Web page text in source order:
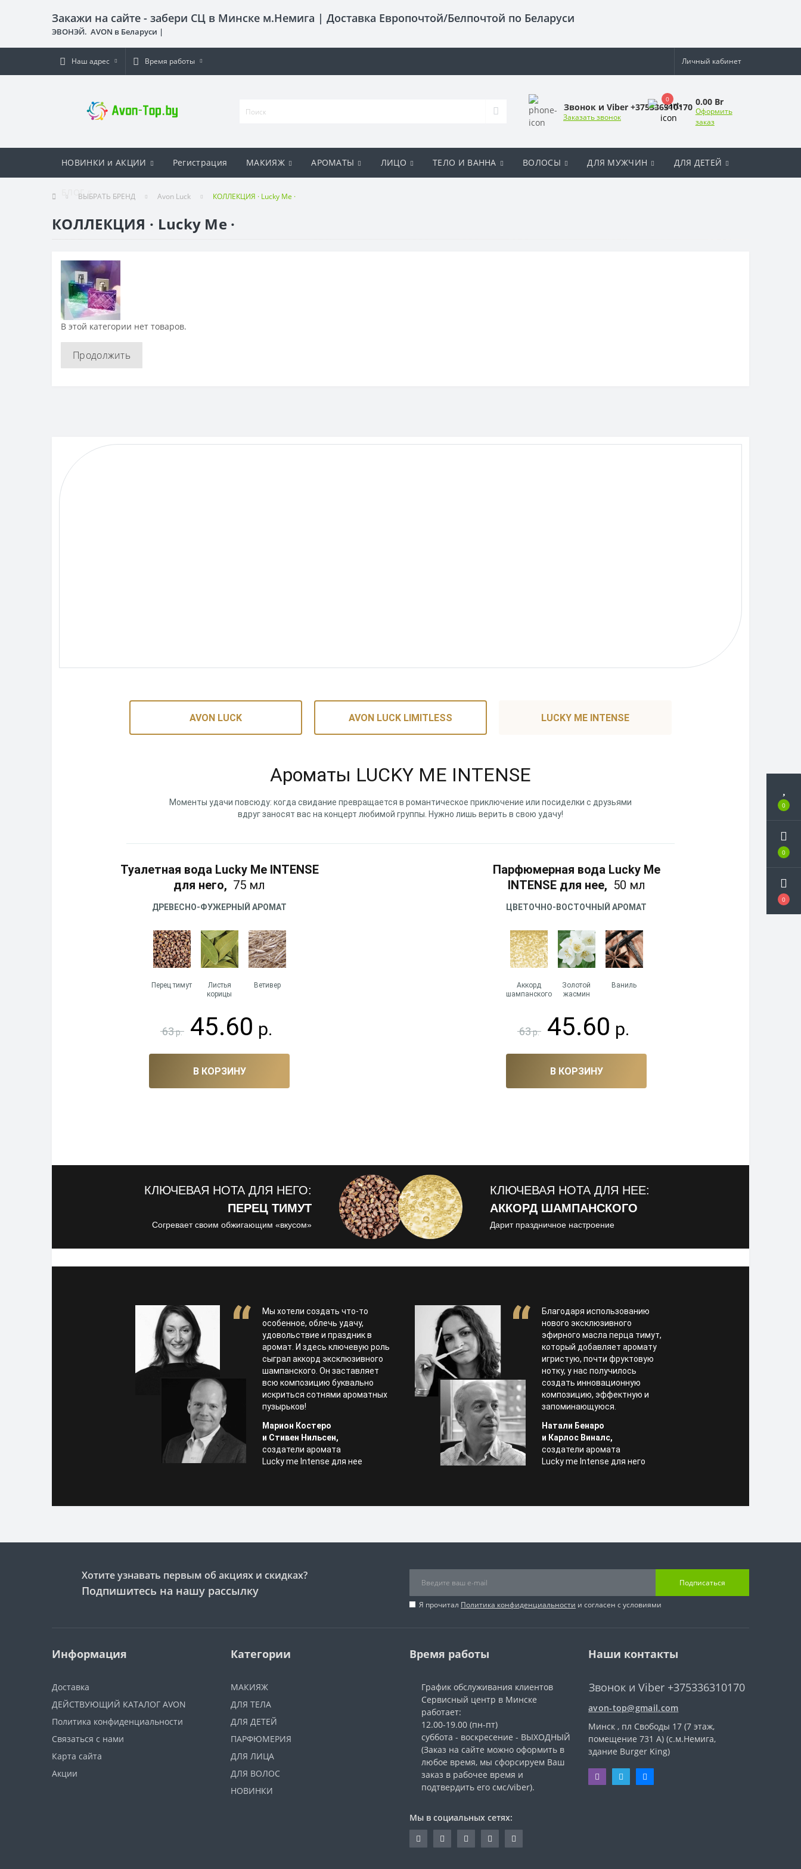
0
0
0
Закажи на сайте - забери СЦ в Минске м.Немига | Доставка Европочтой/Белпочтой по Беларуси
ЭВОНЭЙ. AVON в Беларуси |
Наш адрес Время работы Личный кабинет
Звонок и Viber +375336310170
Заказать звонок
0 0.00 Br
Оформить
заказ
НОВИНКИ и АКЦИИ Регистрация МАКИЯЖ АРОМАТЫ ЛИЦО ТЕЛО И ВАННА ВОЛОСЫ ДЛЯ МУЖЧИН ДЛЯ ДЕТЕЙ
БЛОГВЫБРАТЬ БРЕНД Avon Luck КОЛЛЕКЦИЯ · Lucky Me ·
КОЛЛЕКЦИЯ · Lucky Me ·
В этой категории нет товаров.
Продолжить
AVON LUCK AVON LUCK LIMITLESS LUCKY ME INTENSE
Ароматы LUCKY ME INTENSE
Моменты удачи повсюду: когда свидание превращается в романтическое приключение или посиделки с друзьями
вдруг заносят вас на концерт любимой группы. Нужно лишь верить в свою удачу!
Туалетная вода Lucky Me INTENSE
для него, 75 мл
ДРЕВЕСНО-ФУЖЕРНЫЙ АРОМАТ
Перец тимут
Листья
корицы
Ветивер
63р. 45.60 р.
В КОРЗИНУ
Парфюмерная вода Lucky Me
INTENSE для нее, 50 мл
ЦВЕТОЧНО-ВОСТОЧНЫЙ АРОМАТ
Аккорд
шампанского
Золотой
жасмин
Ваниль
63р. 45.60 р.
В КОРЗИНУ
КЛЮЧЕВАЯ НОТА ДЛЯ НЕГО:
ПЕРЕЦ ТИМУТ
Согревает своим обжигающим «вкусом»
КЛЮЧЕВАЯ НОТА ДЛЯ НЕЕ:
АККОРД ШАМПАНСКОГО
Дарит праздничное настроениe
Мы хотели создать что-то
особенное, облечь удачу,
удовольствие и праздник в
аромат. И здесь ключевую роль
сыграл аккорд эксклюзивного
шампанского. Он заставляет
всю композицию буквально
искриться сотнями ароматных
пузырьков!
Марион Костеро
и Стивен Нильсен,
создатели аромата
Lucky me Intense для нее
Благодаря использованию
нового эксклюзивного
эфирного масла перца тимут,
который добавляет аромату
игристую, почти фруктовую
нотку, у нас получилось
создать инновационную
композицию, эффектную и
запоминающуюся.
Натали Бенаро
и Карлос Виналс,
создатели аромата
Lucky me Intense для него
Хотите узнавать первым об акциях и скидках?
Подпишитесь на нашу рассылку
Подписаться
Я прочитал Политика конфиденциальности и согласен с условиями
Информация
Доставка
ДЕЙСТВУЮЩИЙ КАТАЛОГ AVON
Политика конфиденциальности
Связаться с нами
Карта сайта
Акции
Категории
МАКИЯЖ
ДЛЯ ТЕЛА
ДЛЯ ДЕТЕЙ
ПАРФЮМЕРИЯ
ДЛЯ ЛИЦА
ДЛЯ ВОЛОС
НОВИНКИ
Время работы
График обслуживания клиентов
Сервисный центр в Минске
работает:
12.00-19.00 (пн-пт)
суббота - воскресение - ВЫХОДНЫЙ
(Заказ на сайте можно оформить в
любое время, мы сфорсируем Ваш
заказ в рабочее время и
подтвердить его смс/viber).
Мы в социальных сетях:
Наши контакты
Звонок и Viber +375336310170
avon-top@gmail.com
Минск , пл Свободы 17 (7 этаж,
помещение 731 А) (с.м.Немига,
здание Burger King)